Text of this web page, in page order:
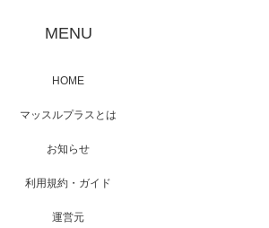
映画「メカバース」舞台挨拶へマッスルプラ
【TV】NHK BS「COOL JAPAN 」にてマッス
MENU
HOME
マッスルプラスとは
お知らせ
利用規約・ガイド
運営元